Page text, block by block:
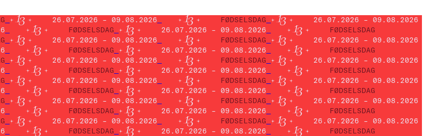
26.07.2026 – 09.08.2026 FØDSELSDAG
26.07.2026 – 09.08.2026
FØDSELSDAG 26.07.2026 – 09.08.2026
FØDSELSDAG
26.07.2026 – 09.08.2026 FØDSELSDAG
26.07.2026 – 09.08.2026
FØDSELSDAG 26.07.2026 – 09.08.2026
FØDSELSDAG
26.07.2026 – 09.08.2026 FØDSELSDAG
26.07.2026 – 09.08.2026
FØDSELSDAG 26.07.2026 – 09.08.2026
FØDSELSDAG
26.07.2026 – 09.08.2026 FØDSELSDAG
26.07.2026 – 09.08.2026
FØDSELSDAG 26.07.2026 – 09.08.2026
FØDSELSDAG
26.07.2026 – 09.08.2026 FØDSELSDAG
26.07.2026 – 09.08.2026
FØDSELSDAG 26.07.2026 – 09.08.2026
FØDSELSDAG
26.07.2026 – 09.08.2026 FØDSELSDAG
26.07.2026 – 09.08.2026
FØDSELSDAG 26.07.2026 – 09.08.2026
FØDSELSDAG